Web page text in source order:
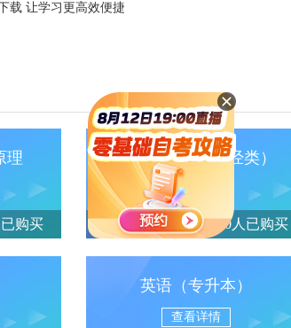
载 让学习更高效便捷
理
购买
政治经济学（财经类）
查看详情
13950人已购买
英语（专升本）
查看详情